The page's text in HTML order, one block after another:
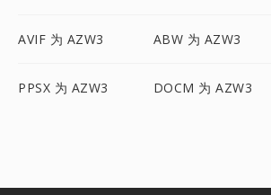
AVIF 为 AZW3 ABW 为 AZW3
PPSX 为 AZW3 DOCM 为 AZW3